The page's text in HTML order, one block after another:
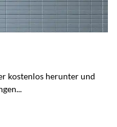
kostenlos herunter und